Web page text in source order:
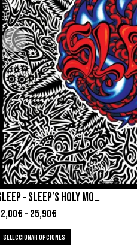
SLEEP – SLEEP’S HOLY MOUNTAIN
€ - 25,90€
SELECCIONAR OPCIONES